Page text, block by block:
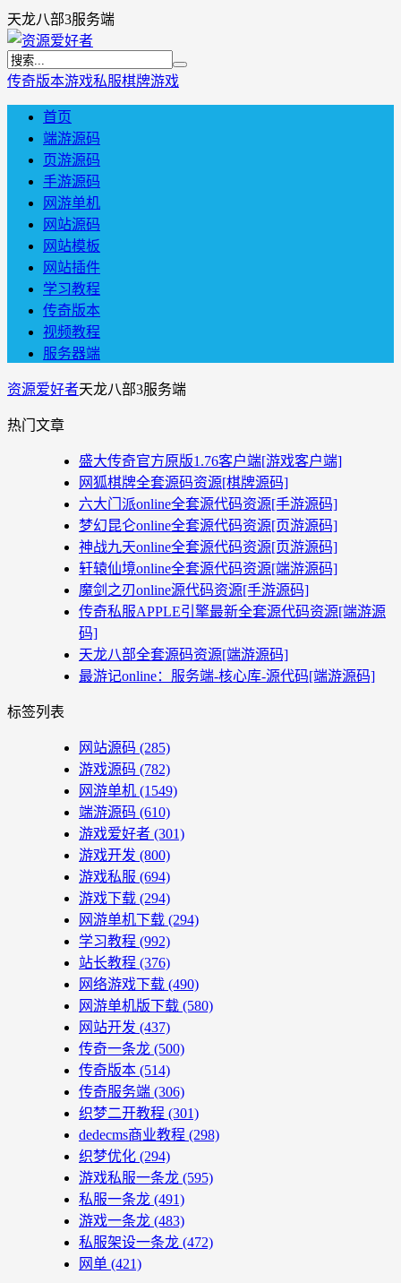
天龙八部3服务端
传奇版本游戏私服棋牌游戏
首页
端游源码
页游源码
手游源码
网游单机
网站源码
网站模板
网站插件
学习教程
传奇版本
视频教程
服务器端
资源爱好者天龙八部3服务端
热门文章
盛大传奇官方原版1.76客户端[游戏客户端]
网狐棋牌全套源码资源[棋牌源码]
六大门派online全套源代码资源[手游源码]
梦幻昆仑online全套源代码资源[页游源码]
神战九天online全套源代码资源[页游源码]
轩辕仙境online全套源代码资源[端游源码]
魔剑之刃online源代码资源[手游源码]
传奇私服APPLE引擎最新全套源代码资源[端游源
码]
天龙八部全套源码资源[端游源码]
最游记online：服务端-核心库-源代码[端游源码]
标签列表
网站源码 (285)
游戏源码 (782)
网游单机 (1549)
端游源码 (610)
游戏爱好者 (301)
游戏开发 (800)
游戏私服 (694)
游戏下载 (294)
网游单机下载 (294)
学习教程 (992)
站长教程 (376)
网络游戏下载 (490)
网游单机版下载 (580)
网站开发 (437)
传奇一条龙 (500)
传奇版本 (514)
传奇服务端 (306)
织梦二开教程 (301)
dedecms商业教程 (298)
织梦优化 (294)
游戏私服一条龙 (595)
私服一条龙 (491)
游戏一条龙 (483)
私服架设一条龙 (472)
网单 (421)